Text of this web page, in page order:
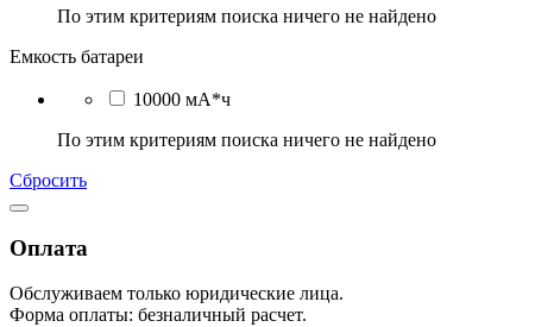
По этим критериям поиска ничего не найдено
Емкость батареи
10000 мА*ч
По этим критериям поиска ничего не найдено
Сбросить
Оплата
Обслуживаем только юридические лица.
Форма оплаты: безналичный расчет.